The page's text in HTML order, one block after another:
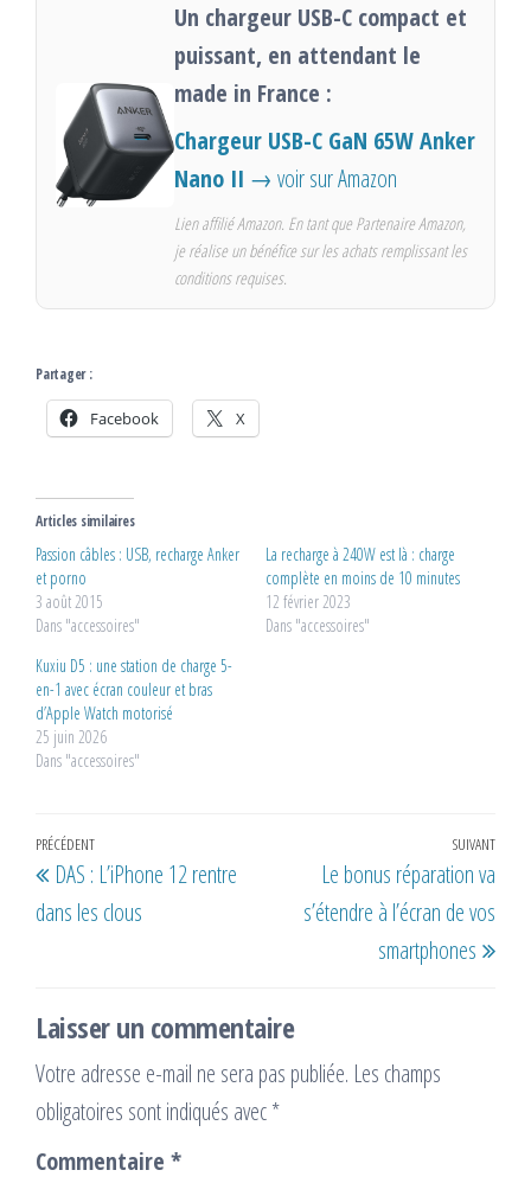
Un chargeur USB-C compact et
puissant, en attendant le
made in France :
Chargeur USB-C GaN 65W Anker
Nano II → voir sur Amazon
Lien affilié Amazon. En tant que Partenaire Amazon,
je réalise un bénéfice sur les achats remplissant les
conditions requises.
Partager :
Facebook X
Articles similaires
Passion câbles : USB, recharge Anker
et porno
3 août 2015
Dans "accessoires"
La recharge à 240W est là : charge
complète en moins de 10 minutes
12 février 2023
Dans "accessoires"
Kuxiu D5 : une station de charge 5-
en-1 avec écran couleur et bras
d’Apple Watch motorisé
25 juin 2026
Dans "accessoires"
Navigation
de
l’article
Article
précédent
PRÉCÉDENT
DAS : L’iPhone 12 rentre
dans les clous
SUIVANT
Le bonus réparation va
s’étendre à l’écran de vos
smartphones
Laisser un commentaire
Votre adresse e-mail ne sera pas publiée. Les champs
obligatoires sont indiqués avec*
Commentaire *